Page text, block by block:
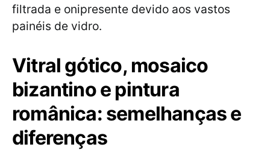
filtrada e onipresente devido aos vastos
painéis de vidro.
Vitral gótico, mosaico
bizantino e pintura
românica: semelhanças e
diferenças